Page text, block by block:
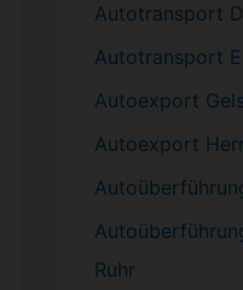
Autotransport
Autotransport
Autoexport
Autoexport
Ruhr